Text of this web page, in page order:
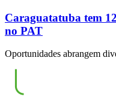
Caraguatatuba tem
no PAT
Oportunidades abrangem